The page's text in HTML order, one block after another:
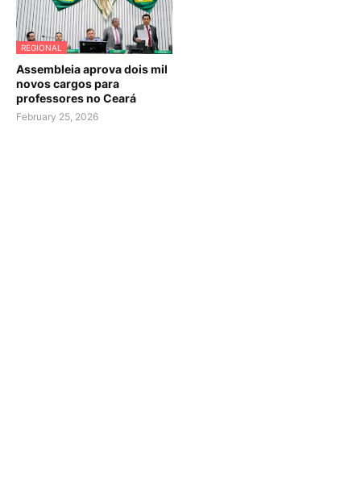
REGIONAL
Assembleia aprova dois mil
novos cargos para
professores no Ceará
February 25, 2026